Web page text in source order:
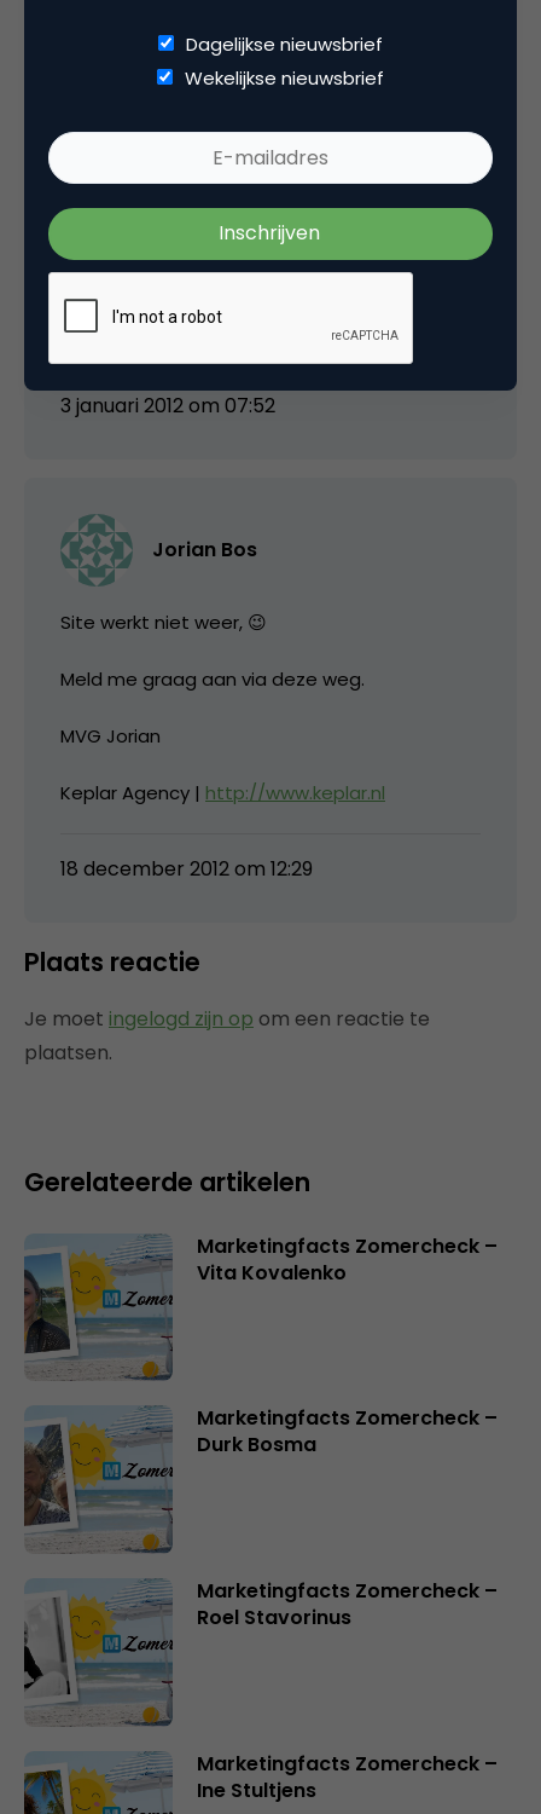
3 januari 2012 om 07:43
Bram Fasseur
De website lijkt offline te zijn, gaan we
achteraan!
3 januari 2012 om 07:52
Jorian Bos
Site werkt niet weer, 😉
Meld me graag aan via deze weg.
MVG Jorian
Keplar Agency | http://www.keplar.nl
18 december 2012 om 12:29
Plaats reactie
Je moet ingelogd zijn op om een reactie te
plaatsen.
Gerelateerde artikelen
Marketingfacts Zomercheck –
Vita Kovalenko
Marketingfacts Zomercheck –
Durk Bosma
Marketingfacts Zomercheck –
Roel Stavorinus
Marketingfacts Zomercheck –
Ine Stultjens
Dagelijkse nieuwsbrief
Wekelijkse nieuwsbrief